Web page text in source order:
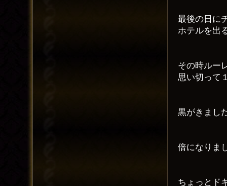
最後の日に
ホテルを出
その時ルー
思い切って
黒がきまし
倍になりま
ちょっとド